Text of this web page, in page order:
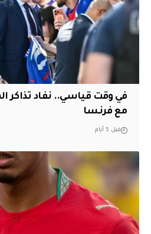
في وقت قياسي.. نفاد تذاكر
مع فرنسا
قبل 5 أيام